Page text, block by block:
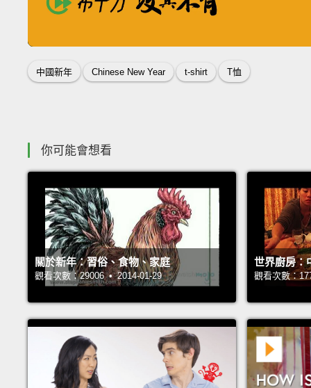
中國新年 Chinese New Year t-shirt T恤
你可能會想看
關於新年：習俗、食物、家庭
觀看次數：29006 • 2014-01-29
世界廚房：
觀看次數：